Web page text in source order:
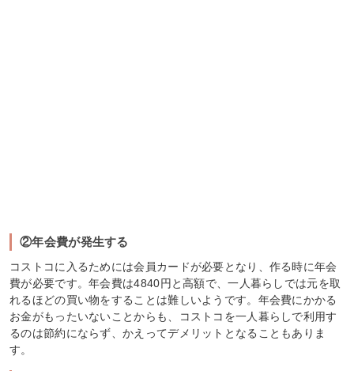
②年会費が発生する
コストコに入るためには会員カードが必要となり、作る時に年会
費が必要です。年会費は4840円と高額で、一人暮らしでは元を取
れるほどの買い物をすることは難しいようです。年会費にかかる
お金がもったいないことからも、コストコを一人暮らしで利用す
るのは節約にならず、かえってデメリットとなることもありま
す。